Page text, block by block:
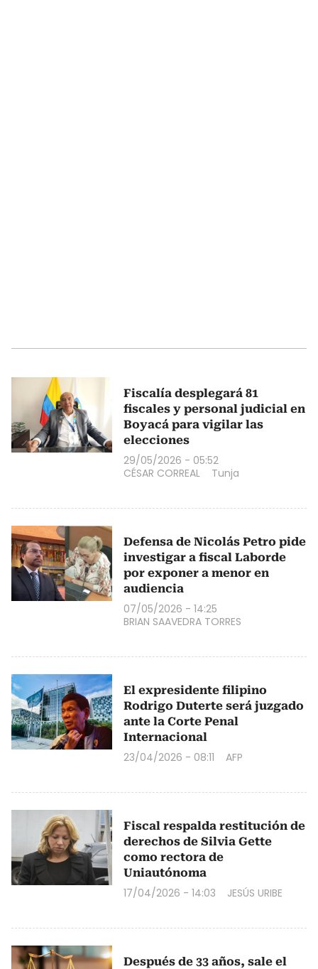
Fiscalía desplegará 81
fiscales y personal judicial en
Boyacá para vigilar las
elecciones
29/05/2026 - 05:52
CÉSAR CORREAL
Tunja
Defensa de Nicolás Petro pide
investigar a fiscal Laborde
por exponer a menor en
audiencia
07/05/2026 - 14:25
BRIAN SAAVEDRA TORRES
El expresidente filipino
Rodrigo Duterte será juzgado
ante la Corte Penal
Internacional
23/04/2026 - 08:11 AFP
Fiscal respalda restitución de
derechos de Silvia Gette
como rectora de
Uniautónoma
17/04/2026 - 14:03 JESÚS URIBE
Después de 33 años, sale el